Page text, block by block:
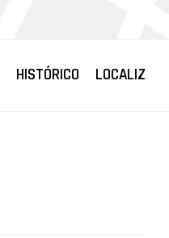
HISTÓRICO